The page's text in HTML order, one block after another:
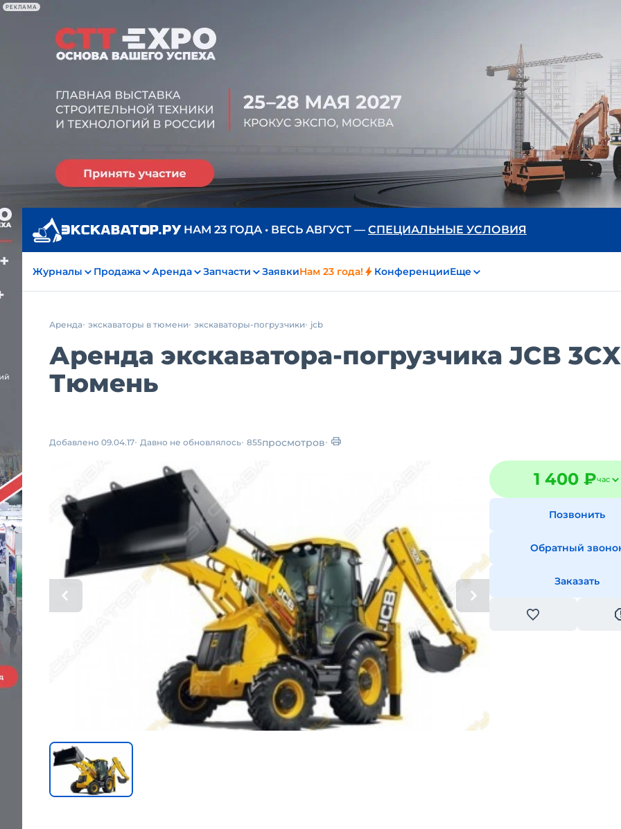
РЕКЛАМА
НАМ 23 ГОДА • ВЕСЬ АВГУСТ — СПЕЦИАЛЬНЫЕ УСЛОВИЯ
Журналы Продажа Аренда Запчасти ЗаявкиНам 23 года! КонференцииЕще
Аренда экскаваторы в тюмени экскаваторы-погрузчики jcb
Аренда экскаватора-погрузчика JCB
Тюмень
Добавлено 09.04.17 Давно не обновлялось 855просмотров
1 400 ₽час
Позвонить
Обратный
Заказать